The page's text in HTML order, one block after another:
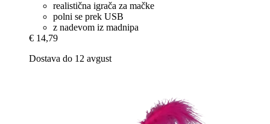
realistična igrača za mačke
polni se prek USB
z nadevom iz madnipa
€ 14,79
Dostava do 12 avgust